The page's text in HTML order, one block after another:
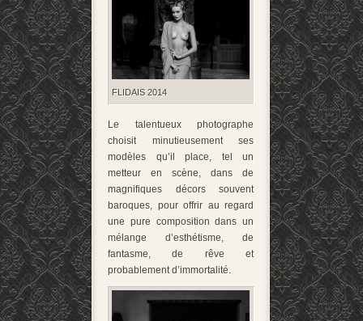
FLIDAIS 2014
Le talentueux photographe
choisit minutieusement ses
modèles qu’il place, tel un
metteur en scène, dans de
magnifiques décors souvent
baroques, pour offrir au regard
une pure composition dans un
mélange d’esthétisme, de
fantasme, de rêve et
probablement d’immortalité.